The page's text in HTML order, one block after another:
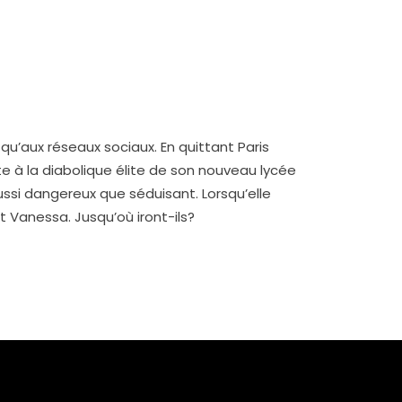
réseaux sociaux. En quittant Paris
à la diabolique élite de son nouveau lycée
dangereux que séduisant. Lorsqu’elle
Jusqu’où iront-ils?